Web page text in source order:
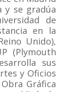
y se gradúa
de
en la
Unido),
(Plymouth
sus
y Oficios
Gráfica